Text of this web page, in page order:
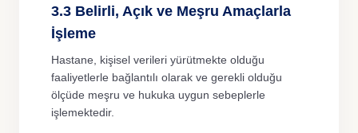
3.3 Belirli, Açık ve Meşru Amaçlarla
İşleme
Hastane, kişisel verileri yürütmekte olduğu
faaliyetlerle bağlantılı olarak ve gerekli olduğu
ölçüde meşru ve hukuka uygun sebeplerle
işlemektedir.